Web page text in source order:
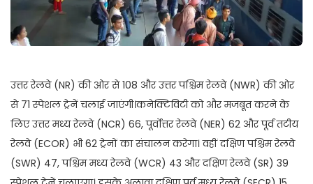
उत्तर रेलवे (NR) की ओर से 108 और उत्तर पश्चिम रेलवे (NWR) की ओर
से 71 स्पेशल ट्रेनें चलाई जाएंगी।कनेक्टिविटी को और मजबूत करने के
लिए उत्तर मध्य रेलवे (NCR) 66, पूर्वोत्तर रेलवे (NER) 62 और पूर्व तटीय
रेलवे (ECOR) भी 62 ट्रेनों का संचालन करेगा। वहीं दक्षिण पश्चिम रेलवे
(SWR) 47, पश्चिम मध्य रेलवे (WCR) 43 और दक्षिण रेलवे (SR) 39